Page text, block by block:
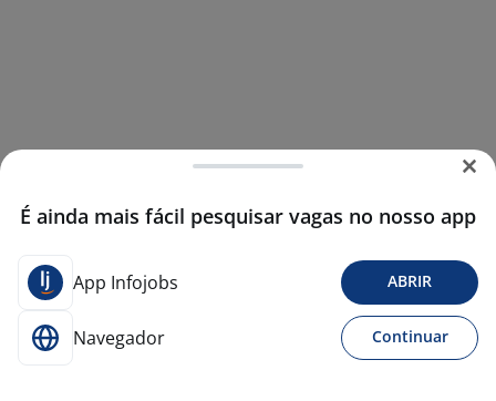
É ainda mais fácil pesquisar vagas no nosso app
App Infojobs ABRIR
Navegador Continuar